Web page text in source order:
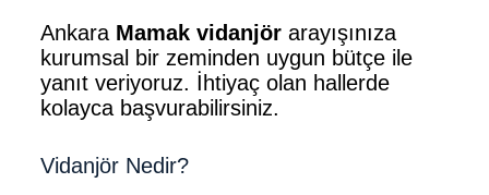
Ankara Mamak vidanjör arayışınıza
kurumsal bir zeminden uygun bütçe ile
yanıt veriyoruz. İhtiyaç olan hallerde
kolayca başvurabilirsiniz.
Vidanjör Nedir?